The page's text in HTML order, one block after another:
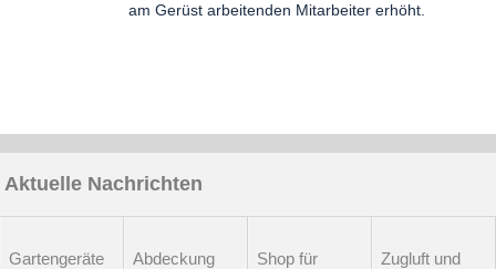
am Gerüst arbeitenden Mitarbeiter erhöht.
Aktuelle Nachrichten
Gartengeräte
Abdeckung
Shop für
Zugluft und